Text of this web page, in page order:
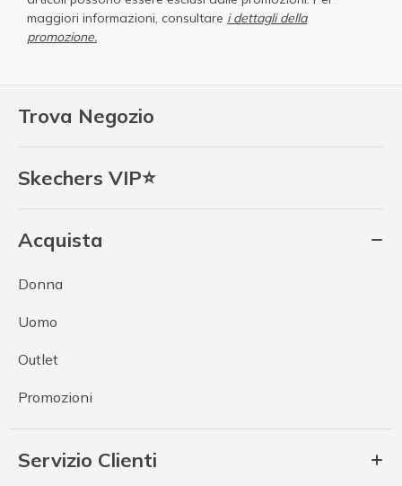
Trova Negozio
Skechers VIP⭐
Acquista
Donna
Uomo
Outlet
Promozioni
Servizio Clienti
maggiori informazioni, consultare i dettagli della
promozione.